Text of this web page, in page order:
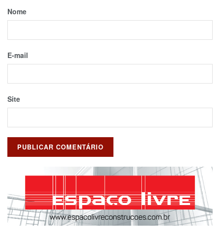
Nome
E-mail
Site